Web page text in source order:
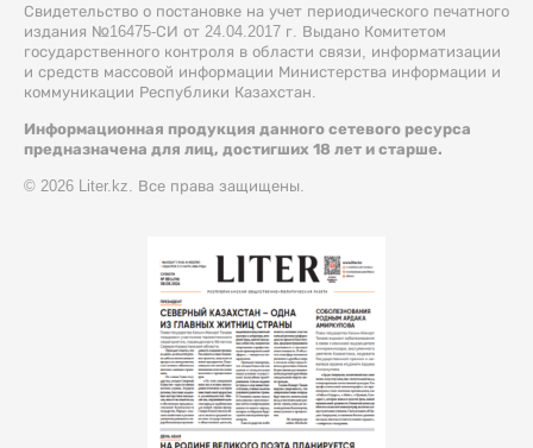
Свидетельство о постановке на учет периодического печатного
издания №16475-СИ от 24.04.2017 г. Выдано Комитетом
государственного контроля в области связи, информатизации
и средств массовой информации Министерства информации и
коммуникации Республики Казахстан.
Информационная продукция данного сетевого ресурса
предназначена для лиц, достигших 18 лет и старше.
© 2026 Liter.kz. Все права защищены.